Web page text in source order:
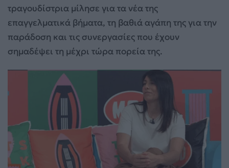
τραγουδίστρια μίλησε για τα νέα της
επαγγελματικά βήματα, τη βαθιά αγάπη της για την
παράδοση και τις συνεργασίες που έχουν
σημαδέψει τη μέχρι τώρα πορεία της.